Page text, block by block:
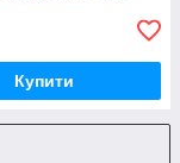
Купити